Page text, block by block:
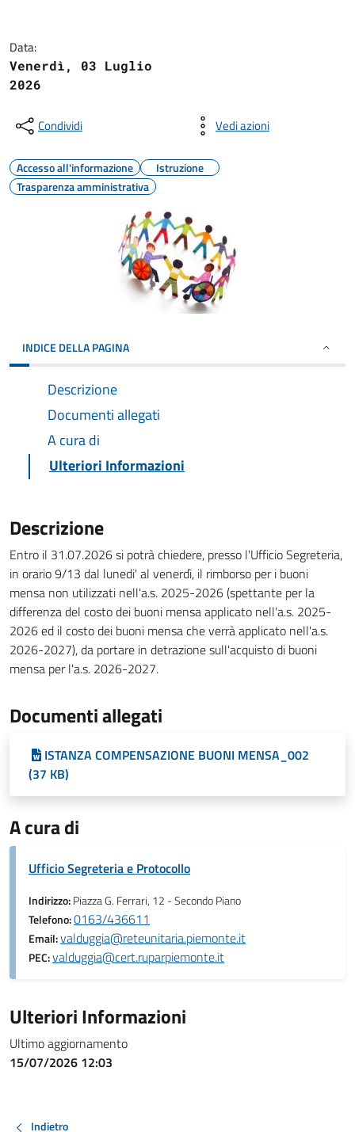
Data:
Venerdì, 03 Luglio
2026
Condividi Vedi azioni
Accesso all'informazione
Istruzione
Trasparenza amministrativa
INDICE DELLA PAGINA
Descrizione
Documenti allegati
A cura di
Ulteriori Informazioni
Descrizione
Entro il 31.07.2026 si potrà chiedere, presso l'Ufficio Segreteria,
in orario 9/13 dal lunedi' al venerdì, il rimborso per i buoni
mensa non utilizzati nell'a.s. 2025-2026 (spettante per la
differenza del costo dei buoni mensa applicato nell'a.s. 2025-
2026 ed il costo dei buoni mensa che verrà applicato nell'a.s.
2026-2027), da portare in detrazione sull'acquisto di buoni
mensa per l'a.s. 2026-2027.
Documenti allegati
ISTANZA COMPENSAZIONE BUONI MENSA_002
(37 KB)
A cura di
Ufficio Segreteria e Protocollo
Indirizzo:Piazza G. Ferrari, 12 - Secondo Piano
Telefono:0163/436611
Email:valduggia@reteunitaria.piemonte.it
PEC:valduggia@cert.ruparpiemonte.it
Ulteriori Informazioni
Ultimo aggiornamento
15/07/2026 12:03
Indietro